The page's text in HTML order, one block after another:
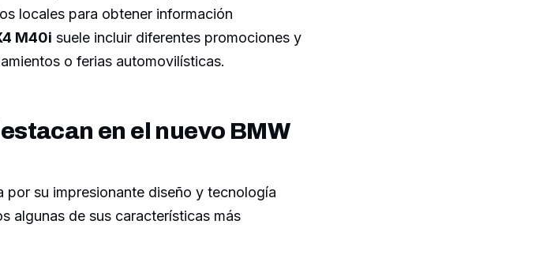
locales para obtener información
M40i suele incluir diferentes promociones y
o ferias automovilísticas.
en el nuevo BMW
por su impresionante diseño y tecnología
algunas de sus características más